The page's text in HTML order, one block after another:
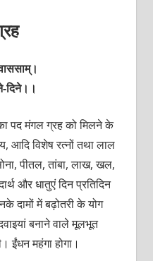
दिने।।
पद मंगल ग्रह को मिलने के
आदि विशेष रत्नों तथा लाल
पीतल, तांबा, लाख, खल,
और धातुएं दिन प्रतिदिन
दामों में बढ़ोतरी के योग
बनाने वाले मूलभूत
ईंधन महंगा होगा।